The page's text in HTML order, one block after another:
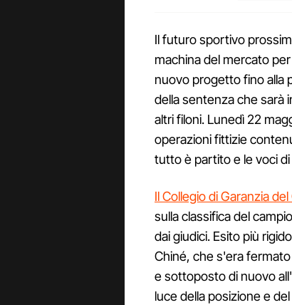
Il futuro sportivo
machina del mercato
nuovo progetto fino alla
della sentenza che sarà
altri filoni. Lunedì 22
operazioni fittizie
tutto è partito e le voci
Il Collegio di Garanzia del
sulla classifica del
dai giudici. Esito più
Chiné, che s'era
e sottoposto di nuovo
luce della posizione e